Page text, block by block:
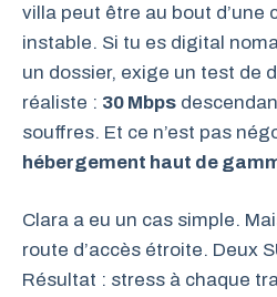
villa peut être au bout d’une
instable. Si tu es digital
un dossier, exige un test de
réaliste : 30 Mbps
souffres. Et ce n’est pas
hébergement haut de
Clara a eu un cas simple.
route d’accès étroite. Deux
Résultat : stress à chaque